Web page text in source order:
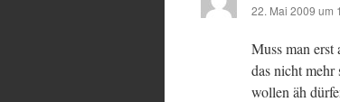
22. Mai 2009 um
Muss man
das nicht mehr
wollen äh